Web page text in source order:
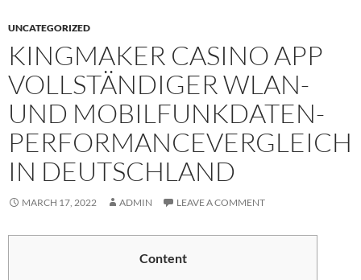
UNCATEGORIZED
KINGMAKER CASINO APP
VOLLSTÄNDIGER WLAN-
UND MOBILFUNKDATEN-
PERFORMANCEVERGLEICH
IN DEUTSCHLAND
MARCH 17, 2022 ADMIN LEAVE A COMMENT
Content